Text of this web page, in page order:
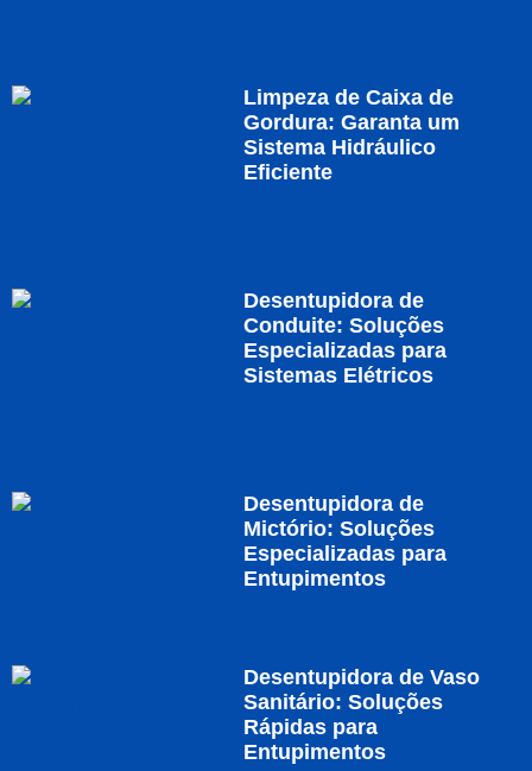
Limpeza de Caixa de
Gordura: Garanta um
Sistema Hidráulico
Eficiente
Desentupidora de
Conduite: Soluções
Especializadas para
Sistemas Elétricos
Desentupidora de
Mictório: Soluções
Especializadas para
Entupimentos
Desentupidora de Vaso
Sanitário: Soluções
Rápidas para
Entupimentos